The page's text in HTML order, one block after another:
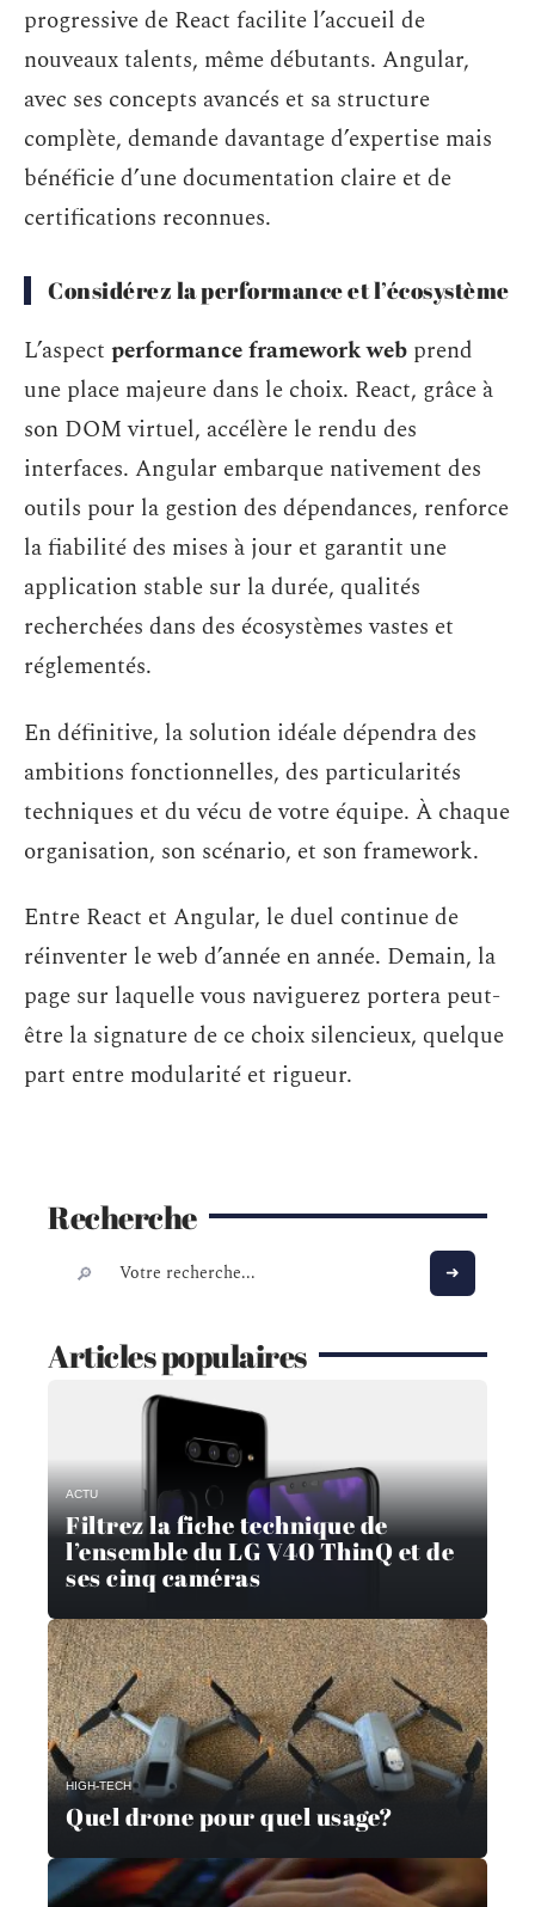
progressive de React facilite l’accueil de
nouveaux talents, même débutants. Angular,
avec ses concepts avancés et sa structure
complète, demande davantage d’expertise mais
bénéficie d’une documentation claire et de
certifications reconnues.
Considérez la performance et l’écosystème
L’aspect performance framework web prend
une place majeure dans le choix. React, grâce à
son DOM virtuel, accélère le rendu des
interfaces. Angular embarque nativement des
outils pour la gestion des dépendances, renforce
la fiabilité des mises à jour et garantit une
application stable sur la durée, qualités
recherchées dans des écosystèmes vastes et
réglementés.
En définitive, la solution idéale dépendra des
ambitions fonctionnelles, des particularités
techniques et du vécu de votre équipe. À chaque
organisation, son scénario, et son framework.
Entre React et Angular, le duel continue de
réinventer le web d’année en année. Demain, la
page sur laquelle vous naviguerez portera peut-
être la signature de ce choix silencieux, quelque
part entre modularité et rigueur.
Recherche
Articles populaires
ACTU
Filtrez la fiche technique de
l’ensemble du LG V40 ThinQ et de
ses cinq caméras
HIGH-TECH
Quel drone pour quel usage?